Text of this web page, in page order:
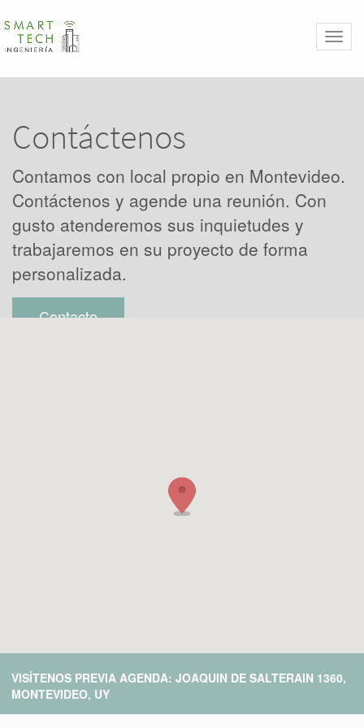
Contáctenos
Contamos con local propio en Montevideo.
Contáctenos y agende una reunión. Con
gusto atenderemos sus inquietudes y
trabajaremos en su proyecto de forma
personalizada.
Contacto
VISÍTENOS PREVIA AGENDA: JOAQUIN DE SALTERAIN 1360,
MONTEVIDEO, UY